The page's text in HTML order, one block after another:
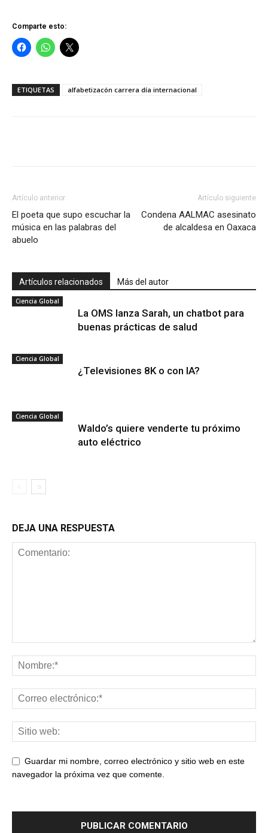
Comparte esto:
ETIQUETAS alfabetizacón carrera día internacional
Artículo anterior
El poeta que supo escuchar la
música en las palabras del
abuelo
Artículo siguiente
Condena AALMAC asesinato
de alcaldesa en Oaxaca
Artículos relacionados Más del autor
Ciencia Global
La OMS lanza Sarah, un chatbot para
buenas prácticas de salud
Ciencia Global
¿Televisiones 8K o con IA?
Ciencia Global
Waldo’s quiere venderte tu próximo
auto eléctrico
DEJA UNA RESPUESTA
Guardar mi nombre, correo electrónico y sitio web en este
navegador la próxima vez que comente.